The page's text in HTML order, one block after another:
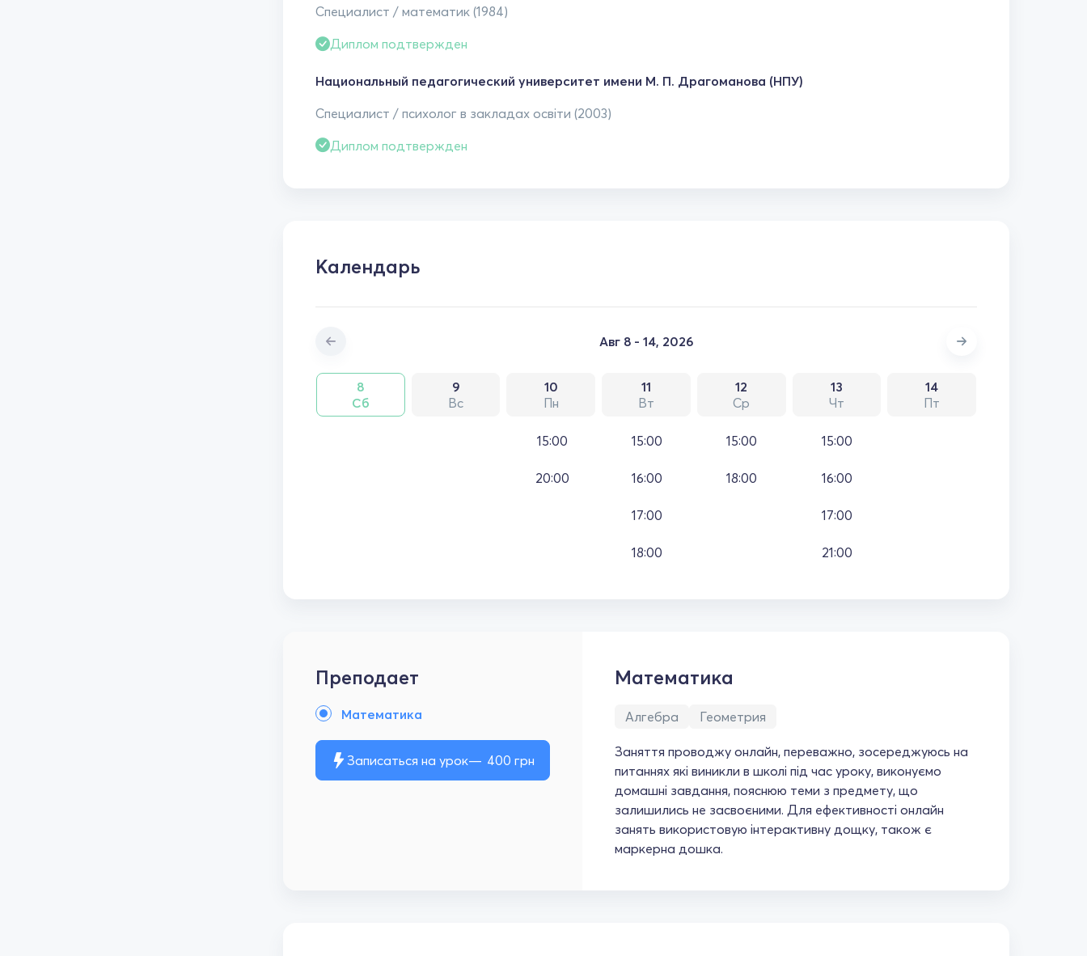
Специалист / математик (1984)
Диплом подтвержден
Национальный педагогический университет имени М. П. Драгоманова (НПУ)
Специалист / психолог в закладах освіти (2003)
Диплом подтвержден
Календарь
Авг 8 - 14, 2026
8
Сб
9
Вс
10
Пн
11
Вт
12
Ср
13
Чт
14
Пт
15:00
20:00
15:00
16:00
17:00
18:00
15:00
18:00
15:00
16:00
17:00
21:00
Преподает
Математика
Записаться на урок 400 грн
Математика
Алгебра Геометрия
Заняття проводжу онлайн, переважно, зосереджуюсь на
питаннях які виникли в школі під час уроку, виконуємо
домашні завдання, пояснюю теми з предмету, що
залишились не засвоєними. Для ефективності онлайн
занять використовую інтерактивну дощку, також є
маркерна дошка.